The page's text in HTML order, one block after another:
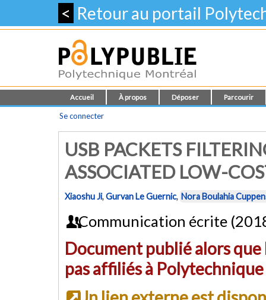
< Retour au portail
Accueil À propos Déposer Parcourir
Se connecter
USB PACKETS
ASSOCIATED LOW-
Xiaoshu Ji,Gurvan Le Guernic, Nora Boulahia
Communication écrite
Document publié alors
pas affiliés à